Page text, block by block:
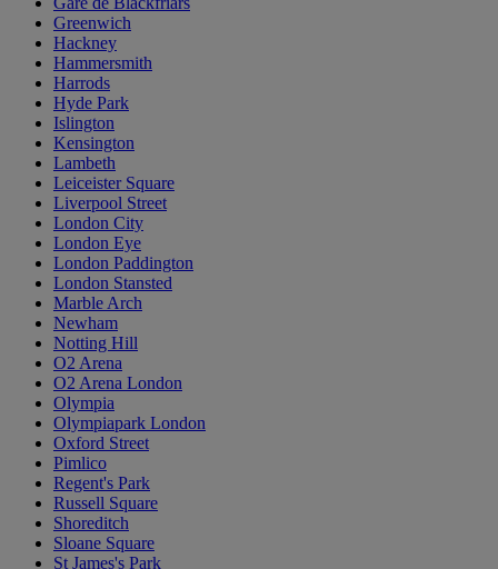
Greenwich
Hackney
Hammersmith
Harrods
Hyde Park
Islington
Kensington
Lambeth
Leiceister Square
Liverpool Street
London City
London Eye
London Paddington
London Stansted
Marble Arch
Newham
Notting Hill
O2 Arena
O2 Arena London
Olympia
Olympiapark London
Oxford Street
Pimlico
Regent's Park
Russell Square
Shoreditch
Sloane Square
St James's Park